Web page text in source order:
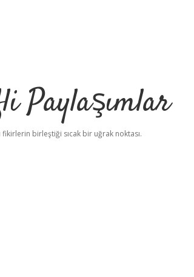
Paylaşımlar
fikirlerin birleştiği sıcak bir uğrak noktası.